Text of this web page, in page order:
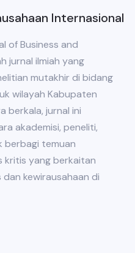
Internasional
of Business and
jurnal ilmiah yang
mutakhir di bidang
wilayah Kabupaten
berkala, jurnal ini
akademisi, peneliti,
berbagi temuan
kritis yang berkaitan
kewirausahaan di